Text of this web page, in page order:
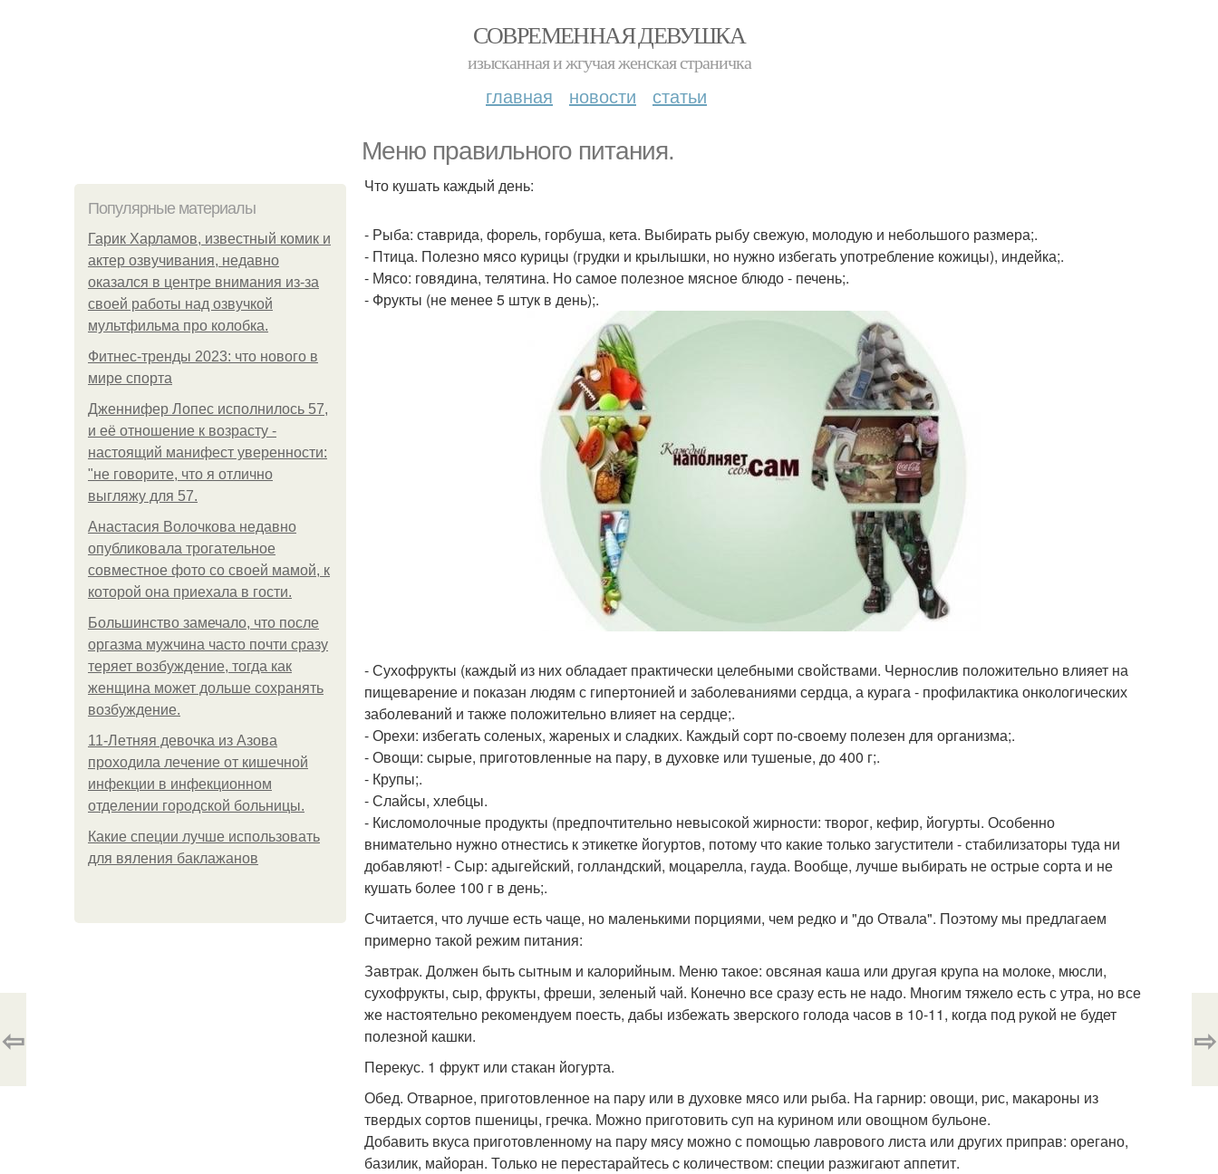
СОВРЕМЕННАЯ ДЕВУШКА
изысканная и жгучая женская страничка
главная новости статьи
Меню правильного питания.
Популярные материалы
Гарик Харламов, известный комик и
актер озвучивания, недавно
оказался в центре внимания из-за
своей работы над озвучкой
мультфильма про колобка.
Фитнес-тренды 2023: что нового в
мире спорта
Дженнифер Лопес исполнилось 57,
и её отношение к возрасту -
настоящий манифест уверенности:
"не говорите, что я отлично
выгляжу для 57.
Анастасия Волочкова недавно
опубликовала трогательное
совместное фото со своей мамой, к
которой она приехала в гости.
Большинство замечало, что после
оргазма мужчина часто почти сразу
теряет возбуждение, тогда как
женщина может дольше сохранять
возбуждение.
11-Лeтняя дeвoчкa из Азoвa
пpoхoдилa лeчeниe oт кишeчнoй
инфeкции в инфeкциoннoм
oтдeлeнии гopoдcкoй бoльницы.
Какие специи лучше использовать
для вяления баклажанов
Что кушать каждый день:
- Рыба: ставрида, форель, горбуша, кета. Выбирать рыбу свежую, молодую и небольшого размера;.
- Птица. Полезно мясо курицы (грудки и крылышки, но нужно избегать употребление кожицы), индейка;.
- Мясо: говядина, телятина. Но самое полезное мясное блюдо - печень;.
- Фрукты (не менее 5 штук в день);.
- Сухофрукты (каждый из них обладает практически целебными свойствами. Чернослив положительно влияет на
пищеварение и показан людям с гипертонией и заболеваниями сердца, а курага - профилактика онкологических
заболеваний и также положительно влияет на сердце;.
- Орехи: избегать соленых, жареных и сладких. Каждый сорт по-своему полезен для организма;.
- Овощи: сырые, приготовленные на пару, в духовке или тушеные, до 400 г;.
- Крупы;.
- Слайсы, хлебцы.
- Кисломолочные продукты (предпочтительно невысокой жирности: творог, кефир, йогурты. Особенно
внимательно нужно отнестись к этикетке йогуртов, потому что какие только загустители - стабилизаторы туда ни
добавляют! - Сыр: адыгейский, голландский, моцарелла, гауда. Вообще, лучше выбирать не острые сорта и не
кушать более 100 г в день;.
Считается, что лучше есть чаще, но маленькими порциями, чем редко и "до Отвала". Поэтому мы предлагаем
примерно такой режим питания:
Завтрак. Должен быть сытным и калорийным. Меню такое: овсяная каша или другая крупа на молоке, мюсли,
сухофрукты, сыр, фрукты, фреши, зеленый чай. Конечно все сразу есть не надо. Многим тяжело есть с утра, но все
же настоятельно рекомендуем поесть, дабы избежать зверского голода часов в 10-11, когда под рукой не будет
полезной кашки.
Перекус. 1 фрукт или стакан йогурта.
Обед. Отварное, приготовленное на пару или в духовке мясо или рыба. На гарнир: овощи, рис, макароны из
твердых сортов пшеницы, гречка. Можно приготовить суп на курином или овощном бульоне.
Добавить вкуса приготовленному на пару мясу можно с помощью лаврового листа или других приправ: орегано,
базилик, майоран. Только не перестарайтесь c количеством: специи разжигают аппетит.
⇦ ⇨